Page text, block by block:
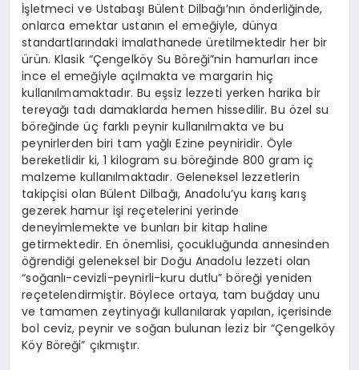
İşletmeci ve Ustabaşı Bülent Dilbağı’nın önderliğinde,
onlarca emektar ustanın el emeğiyle, dünya
standartlarındaki imalathanede üretilmektedir her bir
ürün. Klasik “Çengelköy Su Böreği”nin hamurları ince
ince el emeğiyle açılmakta ve margarin hiç
kullanılmamaktadır. Bu eşsiz lezzeti yerken harika bir
tereyağı tadı damaklarda hemen hissedilir. Bu özel su
böreğinde üç farklı peynir kullanılmakta ve bu
peynirlerden biri tam yağlı Ezine peyniridir. Öyle
bereketlidir ki, 1 kilogram su böreğinde 800 gram iç
malzeme kullanılmaktadır. Geleneksel lezzetlerin
takipçisi olan Bülent Dilbağı, Anadolu’yu karış karış
gezerek hamur işi reçetelerini yerinde
deneyimlemekte ve bunları bir kitap haline
getirmektedir. En önemlisi, çocukluğunda annesinden
öğrendiği geleneksel bir Doğu Anadolu lezzeti olan
“soğanlı-cevizli-peynirli-kuru dutlu” böreği yeniden
reçetelendirmiştir. Böylece ortaya, tam buğday unu
ve tamamen zeytinyağı kullanılarak yapılan, içerisinde
bol ceviz, peynir ve soğan bulunan leziz bir “Çengelköy
Köy Böreği” çıkmıştır.